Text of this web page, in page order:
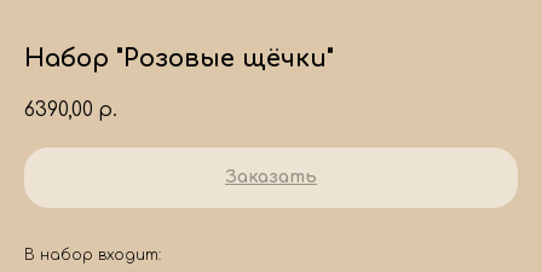
Набор "Розовые щёчки"
6390,00 р.
Заказать
В набор входит: